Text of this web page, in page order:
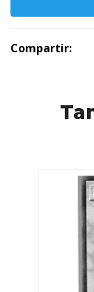
Compartir: